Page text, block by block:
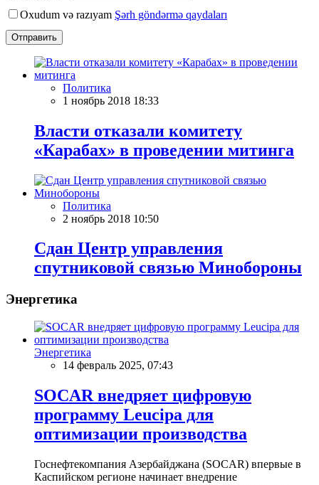
Oxudum və razıyam Şərh göndərmə qaydaları
Отправить
Политика
1 ноябрь 2018 18:33
Власти отказали комитету
«Карабах» в проведении митинга
Политика
2 ноябрь 2018 10:50
Сдан Центр управления
спутниковой связью Минобороны
Энергетика
Энергетика
14 февраль 2025, 07:43
SOCAR внедряет цифровую
программу Leucipa для
оптимизации производства
Госнефтекомпания Азербайджана (SOCAR) впервые в
Каспийском регионе начинает внедрение